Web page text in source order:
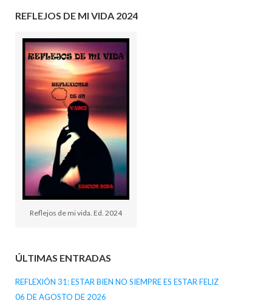
REFLEJOS DE MI VIDA 2024
Reflejos de mi vida. Ed. 2024
ÚLTIMAS ENTRADAS
REFLEXIÓN 31: ESTAR BIEN NO SIEMPRE ES ESTAR FELIZ
06 DE AGOSTO DE 2026